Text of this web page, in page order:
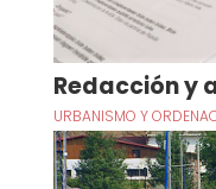
Redacción y
URBANISMO Y